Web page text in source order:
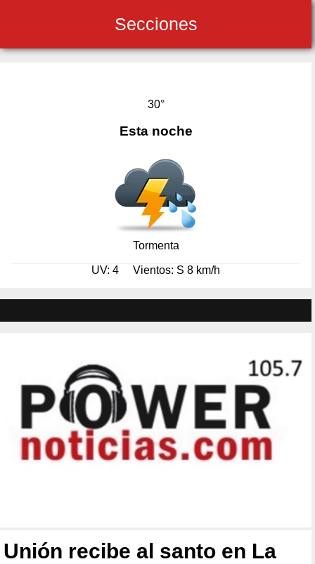
Secciones
30°
Esta noche
Tormenta
UV: 4 Vientos: S 8 km/h
Unión recibe al santo en La